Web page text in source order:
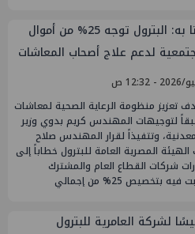
تأكيداً لما طالبنا به: البترول توجه 25% من أموال
لدعم علاج أصحاب المعاشات
منظومة الرعاية الصحية لمعاشات
لتوجيهات المهندس كريم بدوي وزير
وتتفيذاً لقرار المهندس صلاح
المصرية العامة للبترول خطاباً إلى
شركات القطاع العام والمشترك
25% من إجمالي
لشركة العامرية للبترول